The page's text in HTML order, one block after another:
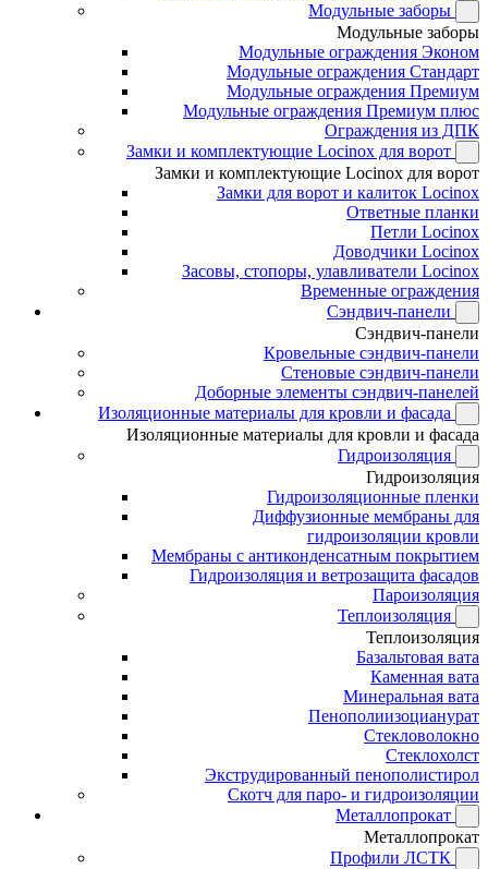
Модульные заборы
Модульные заборы
Модульные ограждения Эконом
Модульные ограждения Стандарт
Модульные ограждения Премиум
Модульные ограждения Премиум плюс
Ограждения из ДПК
Замки и комплектующие Locinox для ворот
Замки и комплектующие Locinox для ворот
Замки для ворот и калиток Locinox
Ответные планки
Петли Locinox
Доводчики Locinox
Засовы, стопоры, улавливатели Locinox
Временные ограждения
Сэндвич-панели
Сэндвич-панели
Кровельные сэндвич-панели
Стеновые сэндвич-панели
Доборные элементы сэндвич-панелей
Изоляционные материалы для кровли и фасада
Изоляционные материалы для кровли и фасада
Гидроизоляция
Гидроизоляция
Гидроизоляционные пленки
Диффузионные мембраны для
гидроизоляции кровли
Мембраны с антиконденсатным покрытием
Гидроизоляция и ветрозащита фасадов
Пароизоляция
Теплоизоляция
Теплоизоляция
Базальтовая вата
Каменная вата
Минеральная вата
Пенополиизоцианурат
Стекловолокно
Стеклохолст
Экструдированный пенополистирол
Скотч для паро- и гидроизоляции
Металлопрокат
Металлопрокат
Профили ЛСТК